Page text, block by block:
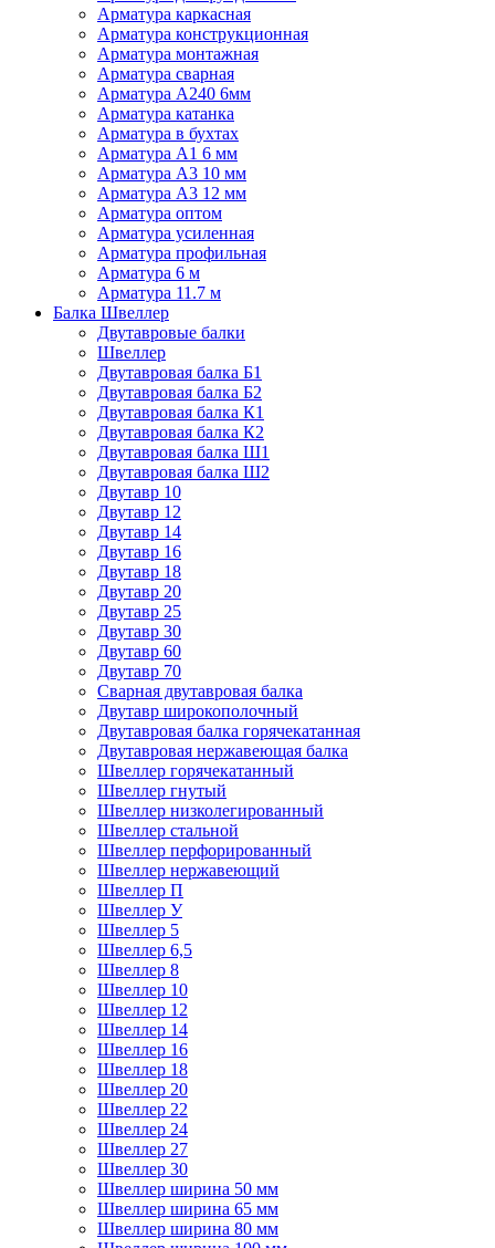
Арматура каркасная
Арматура конструкционная
Арматура монтажная
Арматура сварная
Арматура А240 6мм
Арматура катанка
Арматура в бухтах
Арматура А1 6 мм
Арматура А3 10 мм
Арматура А3 12 мм
Арматура оптом
Арматура усиленная
Арматура профильная
Арматура 6 м
Арматура 11.7 м
Балка Швеллер
Двутавровые балки
Швеллер
Двутавровая балка Б1
Двутавровая балка Б2
Двутавровая балка К1
Двутавровая балка К2
Двутавровая балка Ш1
Двутавровая балка Ш2
Двутавр 10
Двутавр 12
Двутавр 14
Двутавр 16
Двутавр 18
Двутавр 20
Двутавр 25
Двутавр 30
Двутавр 60
Двутавр 70
Сварная двутавровая балка
Двутавр широкополочный
Двутавровая балка горячекатанная
Двутавровая нержавеющая балка
Швеллер горячекатанный
Швеллер гнутый
Швеллер низколегированный
Швеллер стальной
Швеллер перфорированный
Швеллер нержавеющий
Швеллер П
Швеллер У
Швеллер 5
Швеллер 6,5
Швеллер 8
Швеллер 10
Швеллер 12
Швеллер 14
Швеллер 16
Швеллер 18
Швеллер 20
Швеллер 22
Швеллер 24
Швеллер 27
Швеллер 30
Швеллер ширина 50 мм
Швеллер ширина 65 мм
Швеллер ширина 80 мм